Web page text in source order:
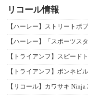
リコール情報
【ハーレー】ストリートボ
【トライアンフ】スピード
【リコール】カワサキ Ninja